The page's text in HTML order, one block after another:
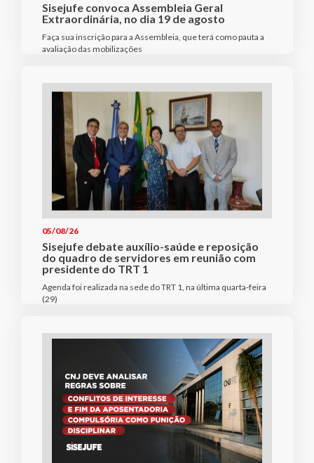
Sisejufe convoca Assembleia Geral
Extraordinária, no dia 19 de agosto
Faça sua inscrição para a Assembleia, que terá como pauta a
avaliação das mobilizações
05/08/26
Sisejufe debate auxílio-saúde e reposição
do quadro de servidores em reunião com
presidente do TRT 1
Agenda foi realizada na sede do TRT 1, na última quarta-feira
(29)